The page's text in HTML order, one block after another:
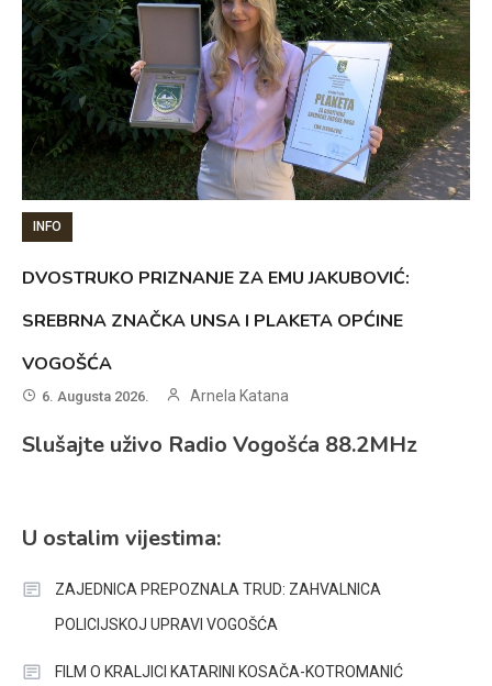
INFO
DVOSTRUKO PRIZNANJE ZA EMU JAKUBOVIĆ:
SREBRNA ZNAČKA UNSA I PLAKETA OPĆINE
VOGOŠĆA
6. Augusta 2026. Arnela Katana
Slušajte uživo Radio Vogošća 88.2MHz
U ostalim vijestima:
ZAJEDNICA PREPOZNALA TRUD: ZAHVALNICA
POLICIJSKOJ UPRAVI VOGOŠĆA
FILM O KRALJICI KATARINI KOSAČA-KOTROMANIĆ